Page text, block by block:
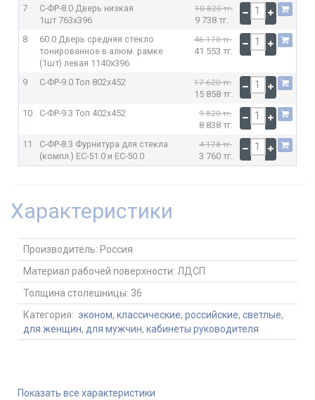
7
С-ФР-8.0 Дверь низкая
1шт 763x396
10 820 тг.
9 738 тг.
8
60.0 Дверь средняя стекло
тонированное в алюм. рамке
(1шт) левая 1140x396
46 170 тг.
41 553 тг.
9 С-ФР-9.0 Топ 802x452 17 620 тг.
15 858 тг.
10
С-ФР-9.3 Топ 402x452 9 820 тг.
8 838 тг.
11
С-ФР-8.3 Фурнитура для стекла
(компл.) ЕС-51.0 и ЕС-50.0
4 178 тг.
3 760 тг.
Характеристики
Производитель: Россия
Материал рабочей поверхности: ЛДСП
Толщина столешницы: 36
Категория: эконом, классические, российские, светлые,
для женщин, для мужчин, кабинеты руководителя
Показать все характеристики